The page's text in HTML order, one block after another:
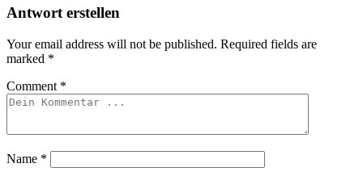
Antwort erstellen
Your email address will not be published. Required fields are
marked *
Comment *
Name *